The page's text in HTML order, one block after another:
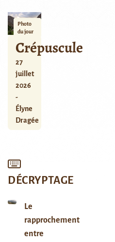
Photo
du jour
Crépuscule
27
juillet
2026
-
Élyne
Dragée
DÉCRYPTAGE
Le
rapprochement
entre